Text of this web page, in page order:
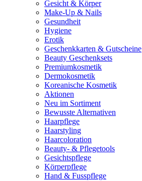
Gesicht & Körper
Make-Up & Nails
Gesundheit
Hygiene
Erotik
Geschenkkarten & Gutscheine
Beauty Geschenksets
Premiumkosmetik
Dermokosmetik
Koreanische Kosmetik
Aktionen
Neu im Sortiment
Bewusste Alternativen
Haarpflege
Haarstyling
Haarcoloration
Beauty- & Pflegetools
Gesichtspflege
Körperpflege
Hand & Fusspflege